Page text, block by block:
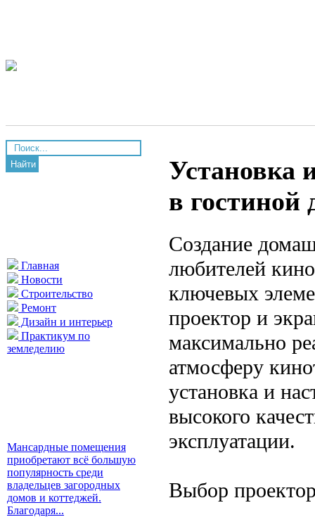
Найти
Главная
Новости
Строительство
Ремонт
Дизайн и интерьер
Практикум по
земледелию
Мансардные помещения
приобретают всё большую
популярность среди
владельцев загородных
домов и коттеджей.
Благодаря...
Установка
в гостиной
Создание
любителей
ключевых
проектор и
максимально
атмосферу
установка и
высокого
эксплуатации.
Выбор